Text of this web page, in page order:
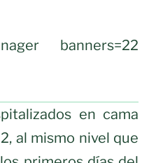
banners=22
en cama
al mismo nivel que